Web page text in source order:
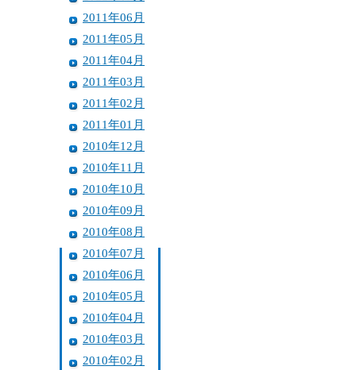
2011年06月
2011年05月
2011年04月
2011年03月
2011年02月
2011年01月
2010年12月
2010年11月
2010年10月
2010年09月
2010年08月
2010年07月
2010年06月
2010年05月
2010年04月
2010年03月
2010年02月